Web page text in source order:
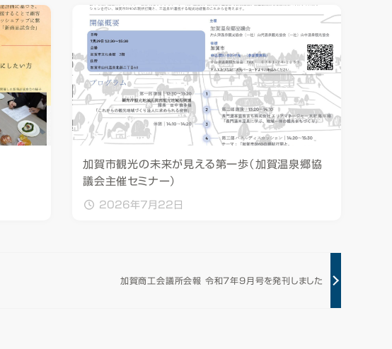
加賀市観光の未来が見える第一歩（加賀温泉郷協
議会主催セミナー）
2026年7月22日
加賀商工会議所会報 令和7年9月号を発刊しました